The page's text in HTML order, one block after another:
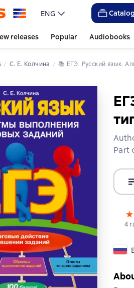
ENG Catalog
releases Popular Audiobooks
С. Е. Колчина 📚 ЕГЭ. Русский язык.
Part
4